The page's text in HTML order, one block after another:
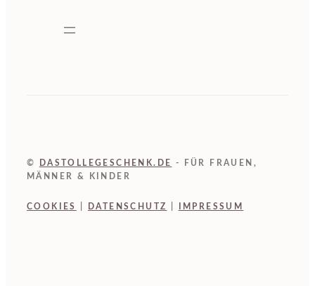
© DASTOLLEGESCHENK.DE
- FÜR FRAUEN,
MÄNNER & KINDER
COOKIES DATENSCHUTZ IMPRESSUM